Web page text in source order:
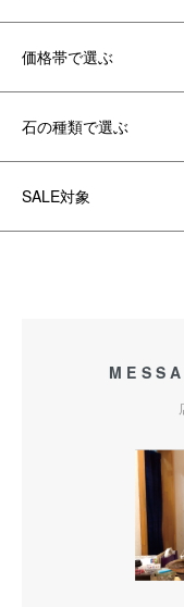
価格帯で選ぶ
石の種類で選ぶ
SALE対象